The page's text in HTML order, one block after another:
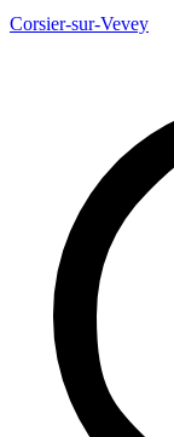
Corsier-sur-Vevey